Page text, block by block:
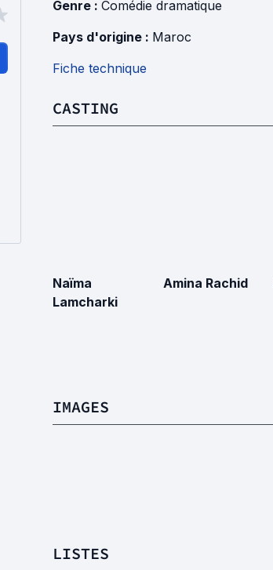
Genre : Comédie dramatique
Pays d'origine : Maroc
Fiche technique
CASTING
Naïma
Lamcharki
Amina Rachid
IMAGES
LISTES